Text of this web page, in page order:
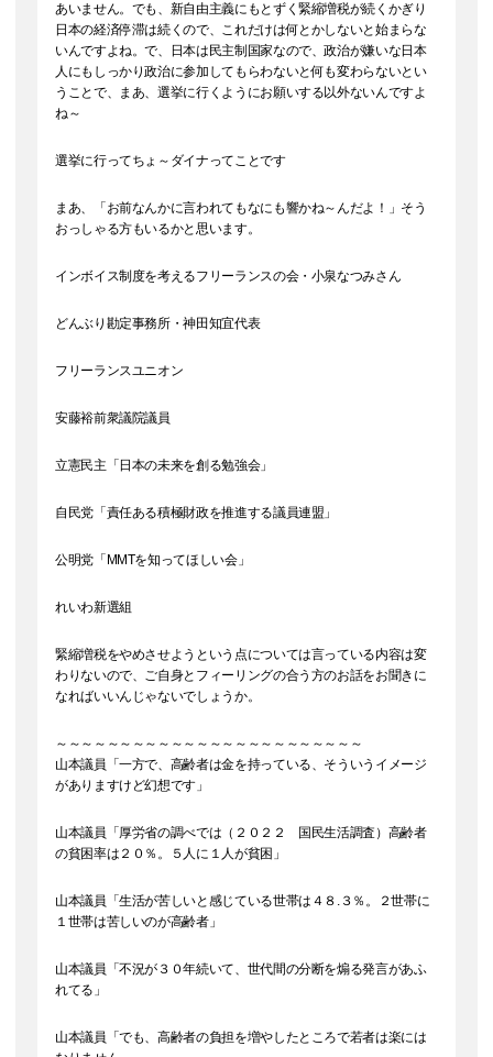
あいません。でも、新自由主義にもとずく緊縮増税が続くかぎり
日本の経済停滞は続くので、これだけは何とかしないと始まらな
いんですよね。で、日本は民主制国家なので、政治が嫌いな日本
人にもしっかり政治に参加してもらわないと何も変わらないとい
うことで、まあ、選挙に行くようにお願いする以外ないんですよ
ね～
選挙に行ってちょ～ダイナってことです
まあ、「お前なんかに言われてもなにも響かね～んだよ！」そう
おっしゃる方もいるかと思います。
インボイス制度を考えるフリーランスの会・小泉なつみさん
どんぶり勘定事務所・神田知宜代表
フリーランスユニオン
安藤裕前衆議院議員
立憲民主「日本の未来を創る勉強会」
自民党「責任ある積極財政を推進する議員連盟」
公明党「MMTを知ってほしい会」
れいわ新選組
緊縮増税をやめさせようという点については言っている内容は変
わりないので、ご自身とフィーリングの合う方のお話をお聞きに
なればいいんじゃないでしょうか。
～～～～～～～～～～～～～～～～～～～～～～～～
山本議員「一方で、高齢者は金を持っている、そういうイメージ
がありますけど幻想です」
山本議員「厚労省の調べでは（２０２２ 国民生活調査）高齢者
の貧困率は２０％。５人に１人が貧困」
山本議員「生活が苦しいと感じている世帯は４８.３％。２世帯に
１世帯は苦しいのが高齢者」
山本議員「不況が３０年続いて、世代間の分断を煽る発言があふ
れてる」
山本議員「でも、高齢者の負担を増やしたところで若者は楽には